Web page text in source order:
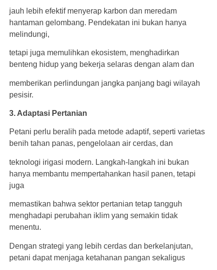
jauh lebih efektif menyerap karbon dan meredam
hantaman gelombang. Pendekatan ini bukan hanya
melindungi,
tetapi juga memulihkan ekosistem, menghadirkan
benteng hidup yang bekerja selaras dengan alam dan
memberikan perlindungan jangka panjang bagi wilayah
pesisir.
3. Adaptasi Pertanian
Petani perlu beralih pada metode adaptif, seperti varietas
benih tahan panas, pengelolaan air cerdas, dan
teknologi irigasi modern. Langkah-langkah ini bukan
hanya membantu mempertahankan hasil panen, tetapi
juga
memastikan bahwa sektor pertanian tetap tangguh
menghadapi perubahan iklim yang semakin tidak
menentu.
Dengan strategi yang lebih cerdas dan berkelanjutan,
petani dapat menjaga ketahanan pangan sekaligus